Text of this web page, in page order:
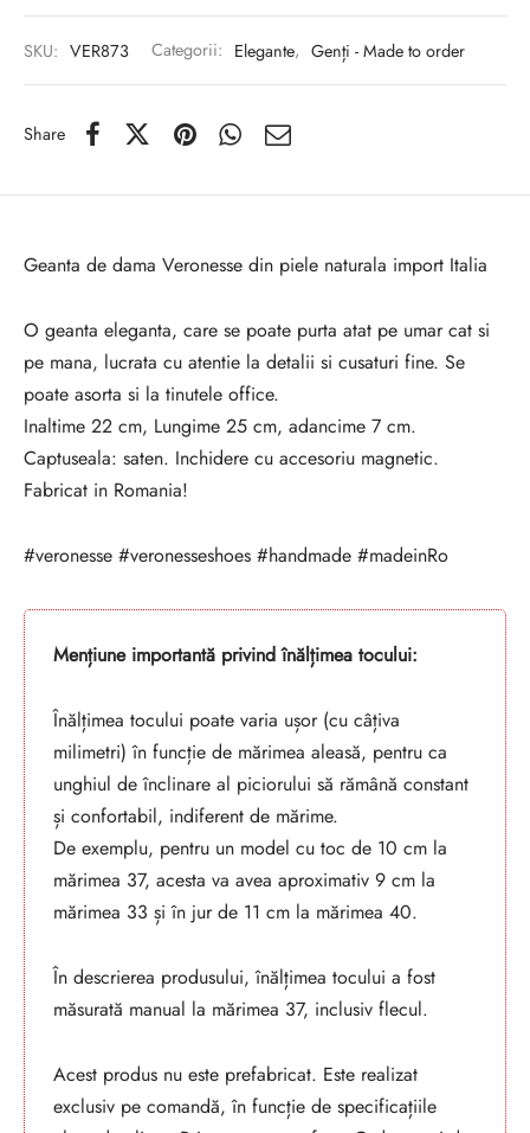
SKU: VER873 Categorii: Elegante, Genți - Made to order
Share
Geanta de dama Veronesse din piele naturala import Italia
O geanta eleganta, care se poate purta atat pe umar cat si
pe mana, lucrata cu atentie la detalii si cusaturi fine. Se
poate asorta si la tinutele office.
Inaltime 22 cm, Lungime 25 cm, adancime 7 cm.
Captuseala: saten. Inchidere cu accesoriu magnetic.
Fabricat in Romania!
#veronesse #veronesseshoes #handmade #madeinRo
Mențiune importantă privind înălțimea tocului:
Înălțimea tocului poate varia ușor (cu câțiva
milimetri) în funcție de mărimea aleasă, pentru ca
unghiul de înclinare al piciorului să rămână constant
și confortabil, indiferent de mărime.
De exemplu, pentru un model cu toc de 10 cm la
mărimea 37, acesta va avea aproximativ 9 cm la
mărimea 33 și în jur de 11 cm la mărimea 40.
În descrierea produsului, înălțimea tocului a fost
măsurată manual la mărimea 37, inclusiv flecul.
Acest produs nu este prefabricat. Este realizat
exclusiv pe comandă, în funcție de specificațiile